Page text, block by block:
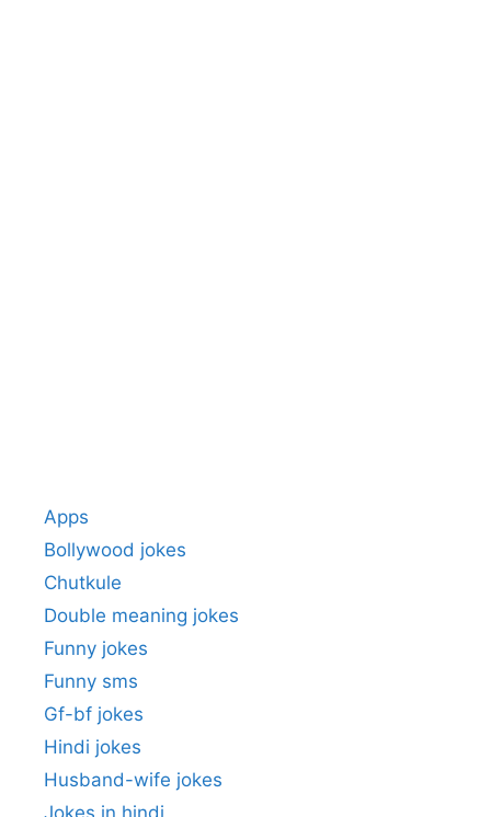
Apps
Bollywood jokes
Chutkule
Double meaning jokes
Funny jokes
Funny sms
Gf-bf jokes
Hindi jokes
Husband-wife jokes
Jokes in hindi